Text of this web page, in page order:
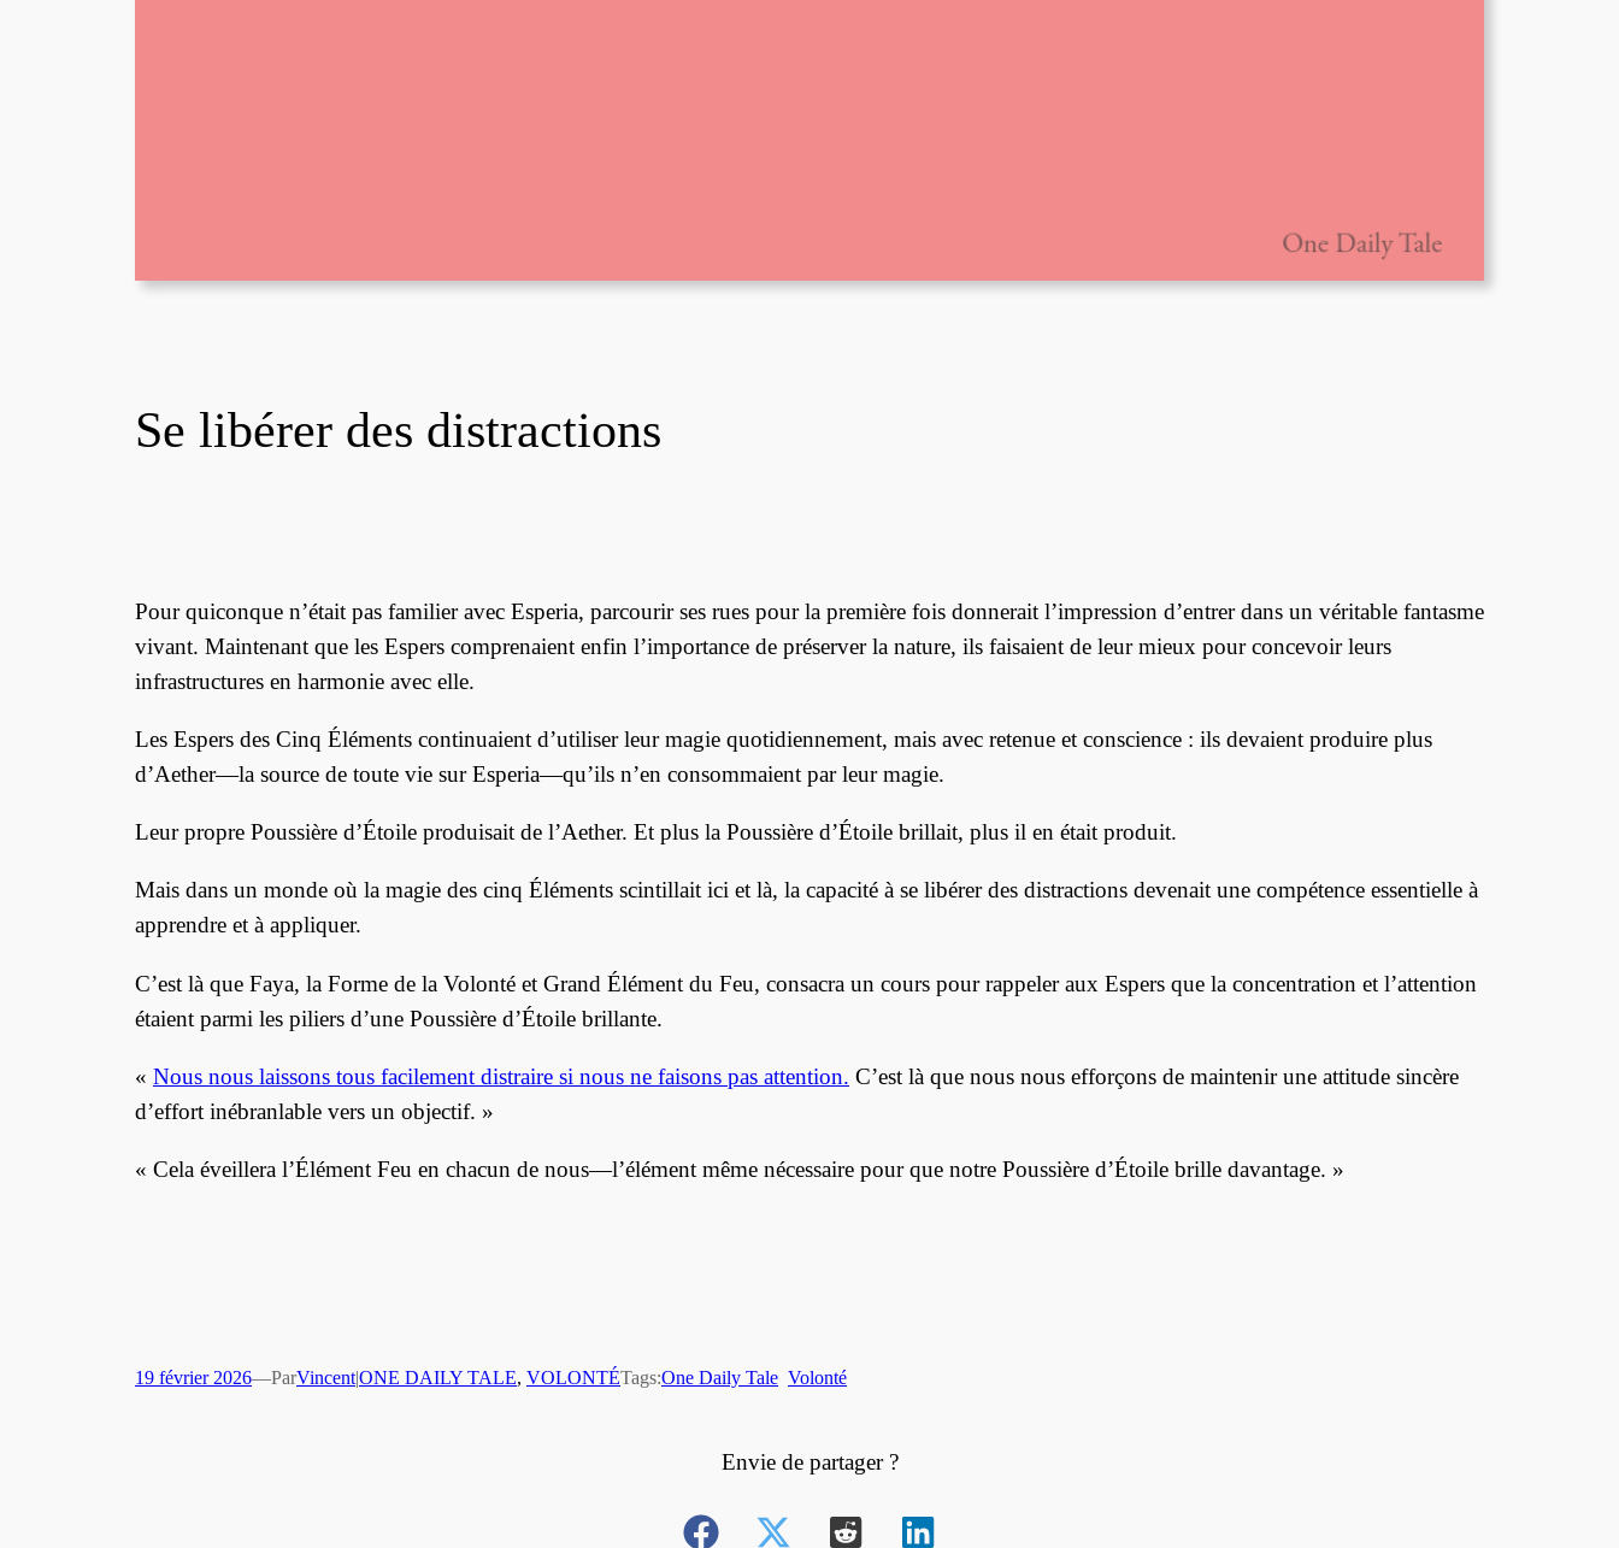
Se libérer des distractions
Pour quiconque n’était pas familier avec Esperia, parcourir ses rues pour la première fois donnerait l’impression d’entrer dans un véritable fantasme
vivant. Maintenant que les Espers comprenaient enfin l’importance de préserver la nature, ils faisaient de leur mieux pour concevoir leurs
infrastructures en harmonie avec elle.
Les Espers des Cinq Éléments continuaient d’utiliser leur magie quotidiennement, mais avec retenue et conscience : ils devaient produire plus
d’Aether—la source de toute vie sur Esperia—qu’ils n’en consommaient par leur magie.
Leur propre Poussière d’Étoile produisait de l’Aether. Et plus la Poussière d’Étoile brillait, plus il en était produit.
Mais dans un monde où la magie des cinq Éléments scintillait ici et là, la capacité à se libérer des distractions devenait une compétence essentielle à
apprendre et à appliquer.
C’est là que Faya, la Forme de la Volonté et Grand Élément du Feu, consacra un cours pour rappeler aux Espers que la concentration et l’attention
étaient parmi les piliers d’une Poussière d’Étoile brillante.
« Nous nous laissons tous facilement distraire si nous ne faisons pas attention. C’est là que nous nous efforçons de maintenir une attitude sincère
d’effort inébranlable vers un objectif. »
« Cela éveillera l’Élément Feu en chacun de nous—l’élément même nécessaire pour que notre Poussière d’Étoile brille davantage. »
19 février 2026—ParVincent|ONE DAILY TALE, VOLONTÉTags:One Daily Tale Volonté
Envie de partager ?